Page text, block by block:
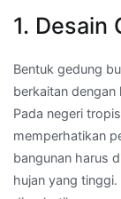
1. Desain
Bentuk gedung
berkaitan
Pada negeri
memperhatikan
bangunan harus
hujan yang